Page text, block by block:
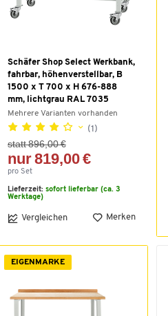
Schäfer Shop Select Werkbank,
fahrbar, höhenverstellbar, B
1500 x T 700 x H 676-888
mm, lichtgrau RAL 7035
Mehrere Varianten vorhanden
(1)
statt 896,00 €
nur 819,00 €
pro Set
Lieferzeit: sofort lieferbar (ca. 3
Werktage)
Vergleichen Merken
EIGENMARKE